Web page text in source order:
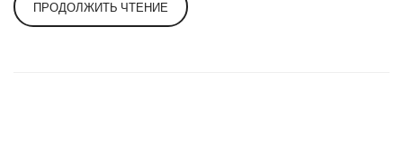
ПРОДОЛЖИТЬ ЧТЕНИЕ